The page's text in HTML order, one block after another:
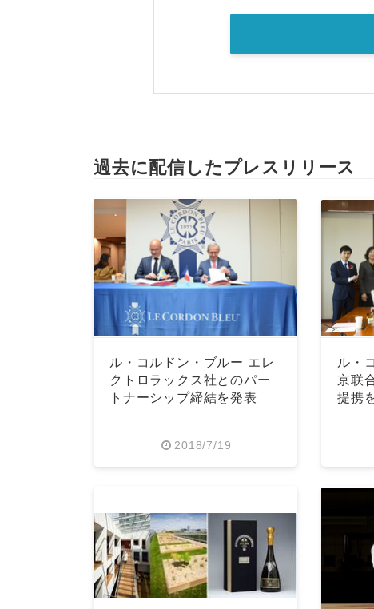
過去に配信したプレスリリース
ル・コルドン・ブルー エレ
クトロラックス社とのパー
トナーシップ締結を発表
2018/7/19
ル・
京联
提携